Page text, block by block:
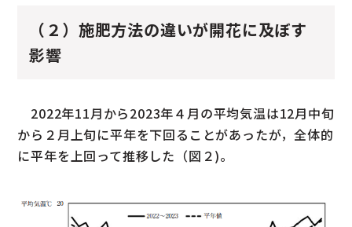
（２）施肥方法の違いが開花に及ぼす
影響
2022年11月から2023年４月の平均気温は12月中旬
から２月上旬に平年を下回ることがあったが，全体的
に平年を上回って推移した（図２)。